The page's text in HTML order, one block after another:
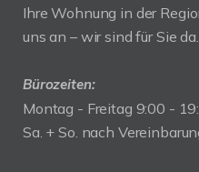
Ihre Wohnung in der
uns an – wir sind für Sie da.
Bürozeiten:
Montag - Freitag 9:00 -
Sa. + So. nach